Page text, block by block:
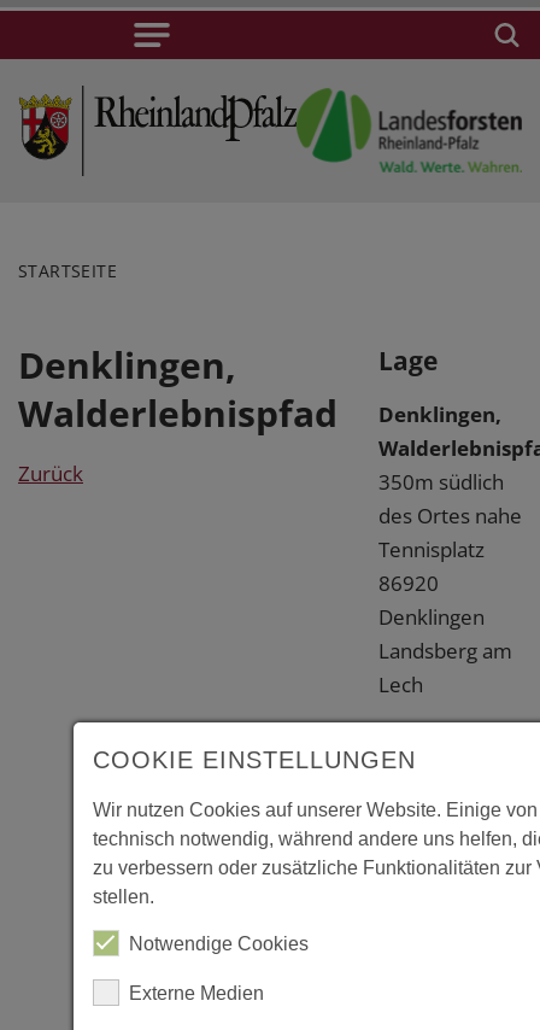
STARTSEITE
Denklingen,
Walderlebnispfad
Zurück
Lage
Denklingen,
350m südlich
des Ortes nahe
Tennisplatz
86920
Denklingen
Landsberg am
Lech
Links
COOKIE EINSTELLUNGEN
Wir nutzen Cookies auf unserer Website. Einige
technisch notwendig, während andere uns helfen,
zu verbessern oder zusätzliche Funktionalitäten zur
stellen.
Notwendige Cookies
Externe Medien